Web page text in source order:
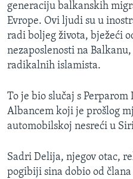
generaciju balkanskih
Evrope. Ovi ljudi su u
radi boljeg života, bježeći
nezaposlenosti na
radikalnih islamista.
To je bio slučaj s
Albancem koji je prošlog
automobilskoj nesreći u
Sadri Delija, njegov otac,
pogibiji sina dobio od